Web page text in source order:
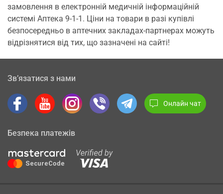
замовлення в електронній медичній інформаційній
системі Аптека 9-1-1. Ціни на товари в разі купівлі
безпосередньо в аптечних закладах-партнерах можуть
відрізнятися від тих, що зазначені на сайті!
Зв’язатися з нами
Онлайн чат
Безпека платежів